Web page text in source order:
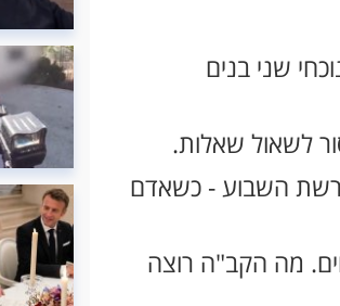
שני בנים
לשאול שאלות.
השבוע - כשאדם
מה הקב"ה רוצה